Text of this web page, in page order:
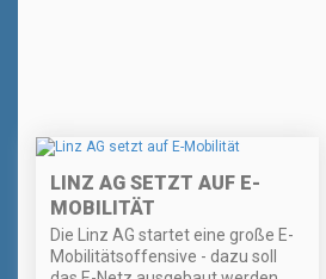
LINZ AG SETZT AUF E-
MOBILITÄT
Die Linz AG startet eine große E-
Mobilitätsoffensive - dazu soll